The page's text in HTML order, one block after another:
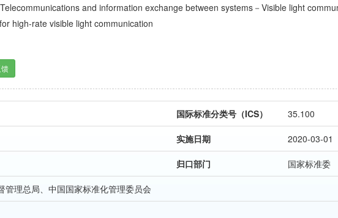
and information exchange between systems－Visible light
high-rate visible light communication
国际标准分类号（ICS） 35.100
实施日期 2020-03-01
归口部门 国家标准委
管理总局、中国国家标准化管理委员会